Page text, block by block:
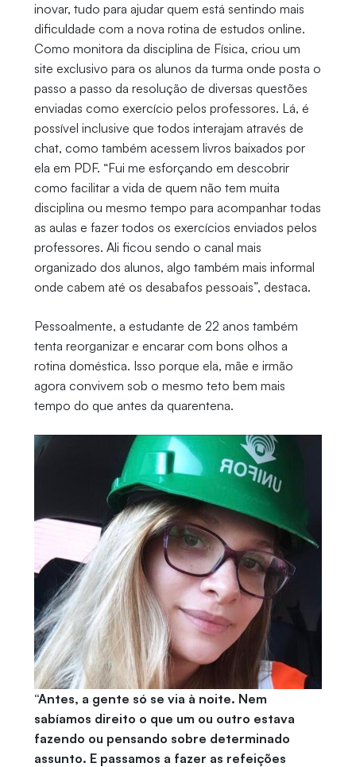
inovar, tudo para ajudar quem está sentindo mais
dificuldade com a nova rotina de estudos online.
Como monitora da disciplina de Física, criou um
site exclusivo para os alunos da turma onde posta o
passo a passo da resolução de diversas questões
enviadas como exercício pelos professores. Lá, é
possível inclusive que todos interajam através de
chat, como também acessem livros baixados por
ela em PDF. “Fui me esforçando em descobrir
como facilitar a vida de quem não tem muita
disciplina ou mesmo tempo para acompanhar todas
as aulas e fazer todos os exercícios enviados pelos
professores. Ali ficou sendo o canal mais
organizado dos alunos, algo também mais informal
onde cabem até os desabafos pessoais”, destaca.
Pessoalmente, a estudante de 22 anos também
tenta reorganizar e encarar com bons olhos a
rotina doméstica. Isso porque ela, mãe e irmão
agora convivem sob o mesmo teto bem mais
tempo do que antes da quarentena.
“Antes, a gente só se via à noite. Nem
sabíamos direito o que um ou outro estava
fazendo ou pensando sobre determinado
assunto. E passamos a fazer as refeições